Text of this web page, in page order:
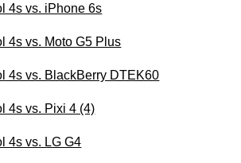
4s vs. iPhone 6s
4s vs. Moto G5 Plus
4s vs. BlackBerry DTEK60
4s vs. Pixi 4 (4)
4s vs. LG G4